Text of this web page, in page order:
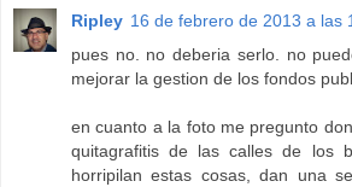
Ripley 16 de febrero de 2013 a las
pues no. no deberia serlo. no
mejorar la gestion de los fondos
en cuanto a la foto me pregunto
quitagrafitis de las calles de los
horripilan estas cosas, dan una